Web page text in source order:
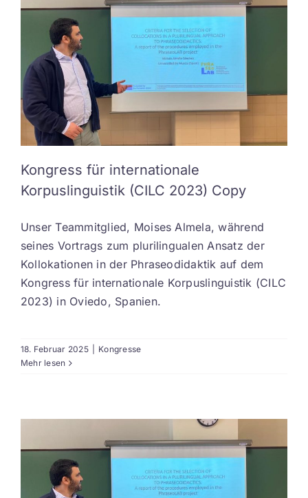
Kongress für internationale
Korpuslinguistik (CILC 2023) Copy
Unser Teammitglied, Moises Almela, während
seines Vortrags zum plurilingualen Ansatz der
Kollokationen in der Phraseodidaktik auf dem
Kongress für internationale Korpuslinguistik (CILC
2023) in Oviedo, Spanien.
18. Februar 2025
Kongresse
Mehr lesen